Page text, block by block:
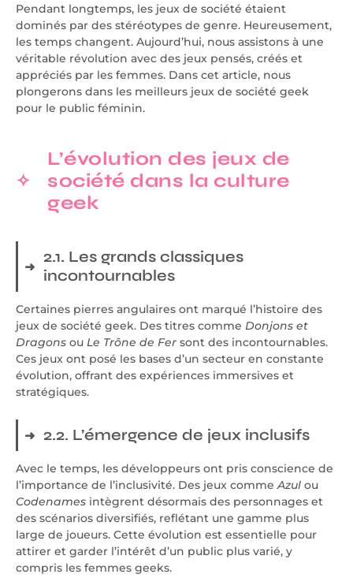
Pendant longtemps, les jeux de société étaient
dominés par des stéréotypes de genre. Heureusement,
les temps changent. Aujourd’hui, nous assistons à une
véritable révolution avec des jeux pensés, créés et
appréciés par les femmes. Dans cet article, nous
plongerons dans les meilleurs jeux de société geek
pour le public féminin.
L’évolution des jeux de
société dans la culture
geek
2.1. Les grands classiques
incontournables
Certaines pierres angulaires ont marqué l’histoire des
jeux de société geek. Des titres comme Donjons et
Dragons ou Le Trône de Fer sont des incontournables.
Ces jeux ont posé les bases d’un secteur en constante
évolution, offrant des expériences immersives et
stratégiques.
2.2. L’émergence de jeux inclusifs
Avec le temps, les développeurs ont pris conscience de
l’importance de l’inclusivité. Des jeux commeAzul ou
Codenames intègrent désormais des personnages et
des scénarios diversifiés, reflétant une gamme plus
large de joueurs. Cette évolution est essentielle pour
attirer et garder l’intérêt d’un public plus varié, y
compris les femmes geeks.